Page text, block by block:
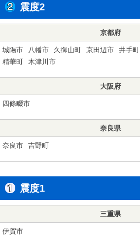
震度2
京都府
城陽市 八幡市 久御山町 京田辺市 井手町
精華町
木津川市
大阪府
四條畷市
奈良県
奈良市 吉野町
震度1
三重県
伊賀市